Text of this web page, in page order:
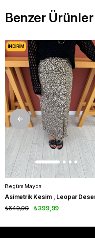
Benzer Ürünler
Begüm Mayda
₺399,99
₺649,99
İNDIRIM